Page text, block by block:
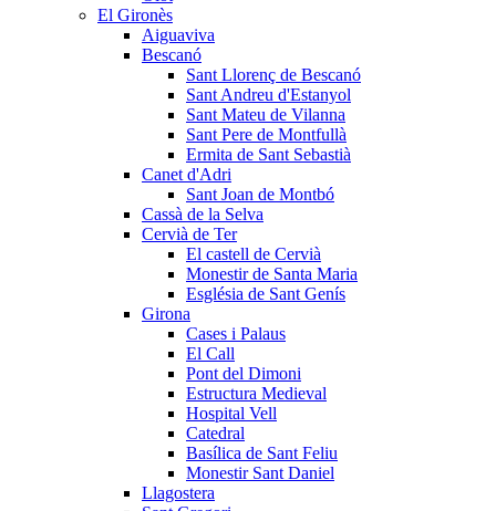
El Gironès
Aiguaviva
Bescanó
Sant Llorenç de Bescanó
Sant Andreu d'Estanyol
Sant Mateu de Vilanna
Sant Pere de Montfullà
Ermita de Sant Sebastià
Canet d'Adri
Sant Joan de Montbó
Cassà de la Selva
Cervià de Ter
El castell de Cervià
Monestir de Santa Maria
Església de Sant Genís
Girona
Cases i Palaus
El Call
Pont del Dimoni
Estructura Medieval
Hospital Vell
Catedral
Basílica de Sant Feliu
Monestir Sant Daniel
Llagostera